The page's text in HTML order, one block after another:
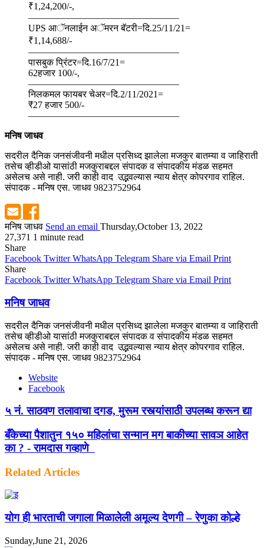
₹1,24,200/-,
————————————————
UPS आॅनलाईन अॅमरन बॅटरी=दि.25/11/21=
₹1,14,688/-
————————————————
पासबुक प्रिंटर=दि.16/7/21=
62हजार 100/-,
————————————————
निलकमल फायबर चेअर=दि.2/11/2021=
₹27 हजार 500/-
————————————————
मनिष जाधव
सदरील दैनिक जनसंजीवनी मधील प्रसिध्द झालेला मजकुर बातम्या व जाहिराती
तसेच व्हीडीओ यासांठी मजकुराबद्दल संपादक व संपादकीय मंडळ सहमत
असेलच असे नाही. जरी काही वाद उद्भवल्यास न्याय क्षेत्र कोपरगाव राहिल.
संपादक - मनिष एस. जाधव 9823752964
मनिष जाधव Send an email Thursday,October 13, 2022
27,371 1 minute read
Share
Facebook Twitter WhatsApp Telegram Share via Email Print
Share
Facebook Twitter WhatsApp Telegram Share via Email Print
मनिष जाधव
सदरील दैनिक जनसंजीवनी मधील प्रसिध्द झालेला मजकुर बातम्या व जाहिराती
तसेच व्हीडीओ यासांठी मजकुराबद्दल संपादक व संपादकीय मंडळ सहमत
असेलच असे नाही. जरी काही वाद उद्भवल्यास न्याय क्षेत्र कोपरगाव राहिल.
संपादक - मनिष एस. जाधव 9823752964
Website
Facebook
५ नं. साठवण तलावाचा दगड, मुरूम रस्त्यांसाठी उपलब्ध करून द्या
बँकेच्या पैशातुन १५० महिलांचा सन्मान मग बाकीच्या सावञ आहेत
का ? - रामदास गव्हाणे
Related Articles
योग ही भारताची जगाला मिळालेली अमूल्य देणगी – रेणुका कोल्हे
Sunday,June 21, 2026